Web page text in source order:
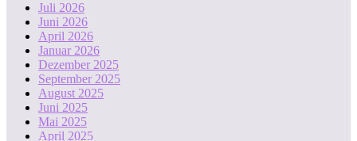
Juli 2026
Juni 2026
April 2026
Januar 2026
Dezember 2025
September 2025
August 2025
Juni 2025
Mai 2025
April 2025